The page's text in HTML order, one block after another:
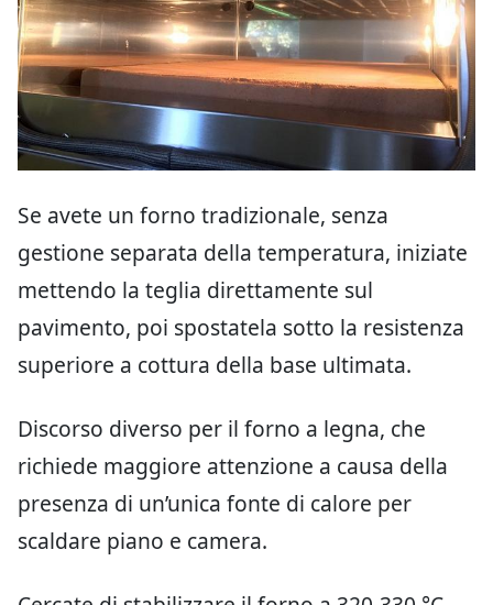
Se avete un forno tradizionale, senza
gestione separata della temperatura, iniziate
mettendo la teglia direttamente sul
pavimento, poi spostatela sotto la resistenza
superiore a cottura della base ultimata.
Discorso diverso per il forno a legna, che
richiede maggiore attenzione a causa della
presenza di un’unica fonte di calore per
scaldare piano e camera.